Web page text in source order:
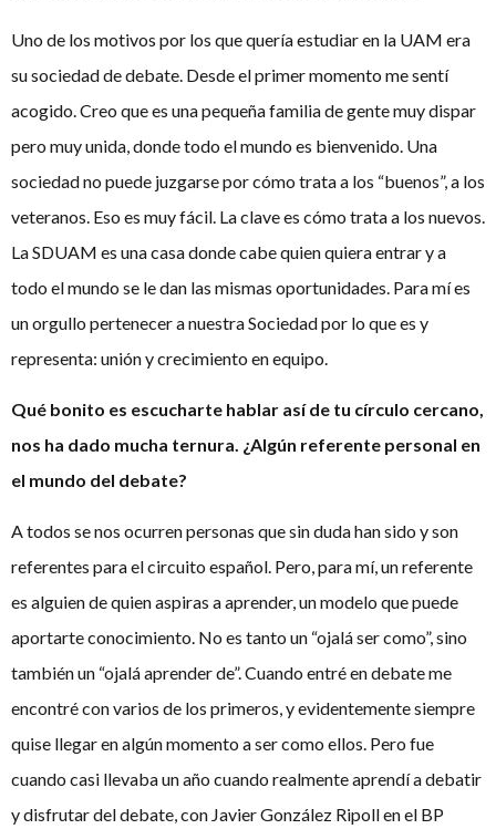
Uno de los motivos por los que quería estudiar en la UAM era
su sociedad de debate. Desde el primer momento me sentí
acogido. Creo que es una pequeña familia de gente muy dispar
pero muy unida, donde todo el mundo es bienvenido. Una
sociedad no puede juzgarse por cómo trata a los “buenos”, a los
veteranos. Eso es muy fácil. La clave es cómo trata a los nuevos.
La SDUAM es una casa donde cabe quien quiera entrar y a
todo el mundo se le dan las mismas oportunidades. Para mí es
un orgullo pertenecer a nuestra Sociedad por lo que es y
representa: unión y crecimiento en equipo.
Qué bonito es escucharte hablar así de tu círculo cercano,
nos ha dado mucha ternura. ¿Algún referente personal en
el mundo del debate?
A todos se nos ocurren personas que sin duda han sido y son
referentes para el circuito español. Pero, para mí, un referente
es alguien de quien aspiras a aprender, un modelo que puede
aportarte conocimiento. No es tanto un “ojalá ser como”, sino
también un “ojalá aprender de”. Cuando entré en debate me
encontré con varios de los primeros, y evidentemente siempre
quise llegar en algún momento a ser como ellos. Pero fue
cuando casi llevaba un año cuando realmente aprendí a debatir
y disfrutar del debate, con Javier González Ripoll en el BP